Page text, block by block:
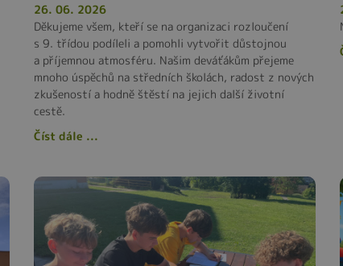
26. 06. 2026
Děkujeme všem, kteří se na organizaci rozloučení
s 9. třídou podíleli a pomohli vytvořit důstojnou
a příjemnou atmosféru. Našim deváťákům přejeme
mnoho úspěchů na středních školách, radost z nových
zkušeností a hodně štěstí na jejich další životní
cestě.
Číst dále ...